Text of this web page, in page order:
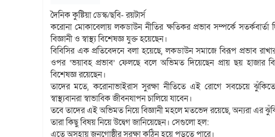
দৈনিক কুষ্টিয়া ডেস্ক/ছবি- রয়টার্স
করোনা মোকাবেলায় লকডাউন নীতির ক্ষতিকর প্রভাব সম্পর্কে
বিজ্ঞানী ও স্বাস্থ্য বিশেষজ্ঞ যুক্ত হয়েছেন।
বিবিসির এক প্রতিবেদনে বলা হয়েছে, লকডাউন সমাজে বিরূপ প্রভাব
ওপর ‘ভয়াবহ প্রভাব’ ফেলছে বলে অভিমত দিয়েছেন প্রায় ছয় হাজার
বিশেষজ্ঞ রয়েছেন।
তাদের মতে, করোনাভাইরাস সুরক্ষা নীতিতে এই রোগে সবচেয়ে
স্বাস্থ্যবানরা স্বাভাবিক জীবনযাপন চালিয়ে যাবেন।
তবে তাদের এই অভিমত নিয়ে বিজ্ঞানী মহলে মতভেদ রয়েছে, অন্যরা এর
তারা কিছু বিষয় নিয়ে উদ্বেগ জানিয়েছেন। সেগুলো হল:
এতে অসহায় জনগোষ্ঠীর সুরক্ষা কঠিন হয়ে পড়তে পারে।